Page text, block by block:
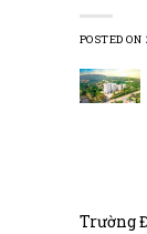
POSTED ON
Trường